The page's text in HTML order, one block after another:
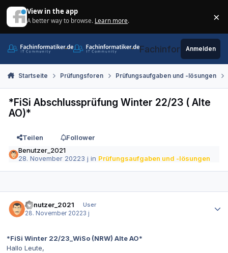
View in the app
A better way to browse. Learn more. ×
Fachinformatiker.de
Anmelden
Startseite Prüfungsforen Prüfungsaufgaben und -lösungen
*FiSi Abschlussprüfung Winter 22/23 ( Alte
AO)*
Teilen
Follower
Benutzer_2021
28. November 20223 j in Prüfungsaufgaben und -lösungen
Benutzer_2021
User
28. November 20223 j
*FiSi Winter 22/23_WiSo (NRW) Alte AO*
Hallo Leute,